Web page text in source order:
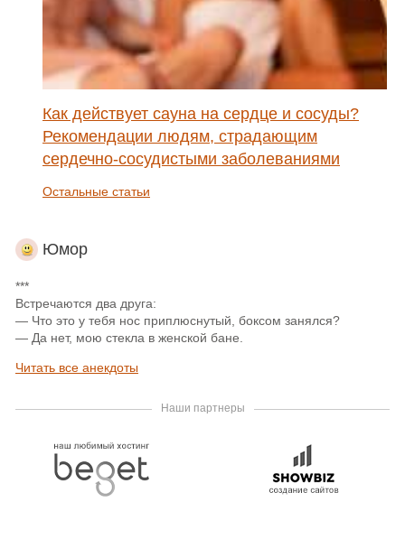
Как действует сауна на сердце и сосуды?
Рекомендации людям, страдающим
сердечно-сосудистыми заболеваниями
Остальные статьи
Юмор
***
Встречаются два друга:
— Что это у тебя нос приплюснутый, боксом занялся?
— Да нет, мою стекла в женской бане.
Читать все анекдоты
Наши партнеры